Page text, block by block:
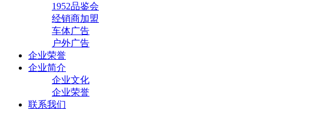
1952品鉴会
经销商加盟
车体广告
户外广告
企业荣誉
企业简介
企业文化
企业荣誉
联系我们